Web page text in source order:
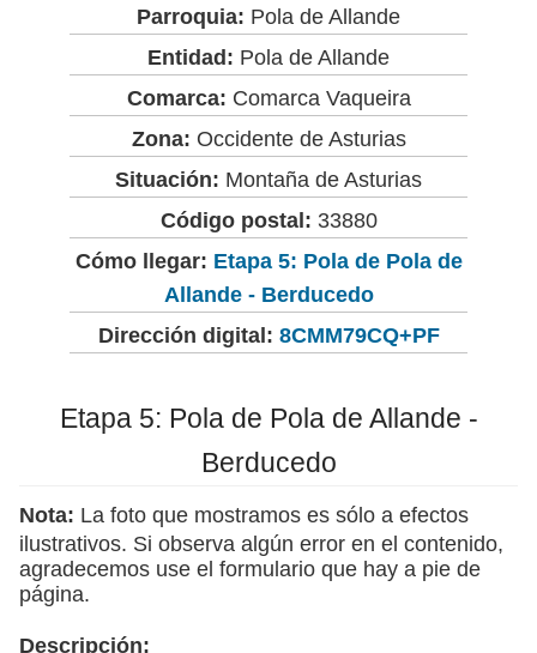
Parroquia: Pola de Allande
Entidad: Pola de Allande
Comarca: Comarca Vaqueira
Zona: Occidente de Asturias
Situación: Montaña de Asturias
Código postal: 33880
Cómo llegar: Etapa 5: Pola de Pola de
Allande - Berducedo
Dirección digital: 8CMM79CQ+PF
Etapa 5: Pola de Pola de Allande -
Berducedo
Nota: La foto que mostramos es sólo a efectos
ilustrativos. Si observa algún error en el contenido,
agradecemos use el formulario que hay a pie de
página.
Descripción: